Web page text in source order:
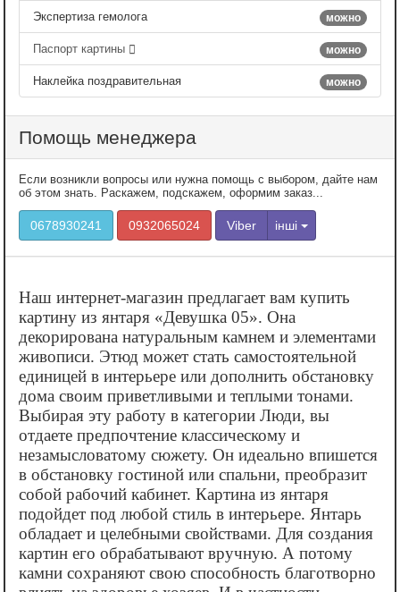
можно
Экспертиза гемолога
можно
Паспорт картины
можно
Наклейка поздравительная
Помощь менеджера
Если возникли вопросы или нужна помощь с выбором, дайте нам
об этом знать. Раскажем, подскажем, оформим заказ...
0678930241 0932065024 Viber інші
Наш интернет-магазин предлагает вам купить
картину из янтаря «‎Девушка 05». Она
декорирована натуральным камнем и элементами
живописи. Этюд может стать самостоятельной
единицей в интерьере или дополнить обстановку
дома своим приветливыми и теплыми тонами.
Выбирая эту работу в категории Люди, вы
отдаете предпочтение классическому и
незамысловатому сюжету. Он идеально впишется
в обстановку гостиной или спальни, преобразит
собой рабочий кабинет. Картина из янтаря
подойдет под любой стиль в интерьере. Янтарь
обладает и целебными свойствами. Для создания
картин его обрабатывают вручную. А потому
камни сохраняют свою способность благотворно